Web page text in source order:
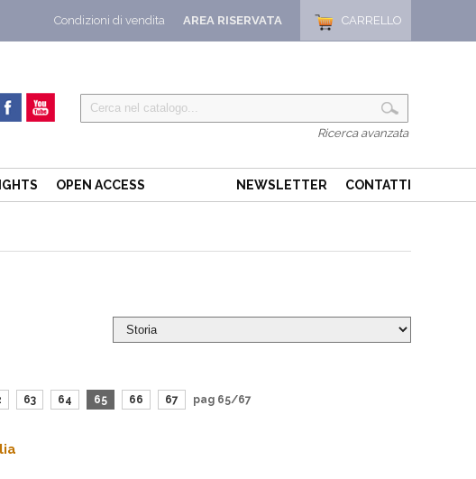
CARRELLO
AREA RISERVATA
Condizioni di vendita
Ricerca avanzata
OPEN ACCESS NEWSLETTER CONTATTI
63 64 65 66 67 pag 65/67